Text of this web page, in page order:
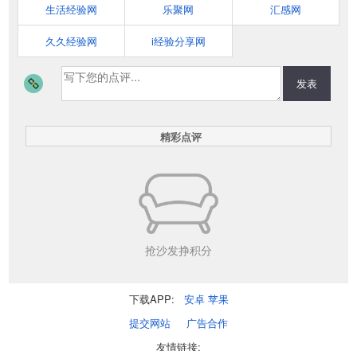
生活经验网 乐聚网 汇感网
久久经验网 i经验分享网
发表
精彩点评
抢沙发挣积分
下载APP: 安卓 苹果
提交网站
广告合作
友情链接: